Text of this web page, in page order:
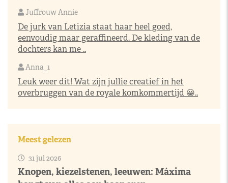
Juffrouw Annie
De jurk van Letizia staat haar heel goed,
eenvoudig maar geraffineerd. De kleding van de
dochters kan me ..
Anna_1
Leuk weer dit! Wat zijn jullie creatief in het
overbruggen van de royale komkommertijd 😀..
Meest gelezen
31 jul 2026
Knopen, kiezelstenen, leeuwen: Máxima